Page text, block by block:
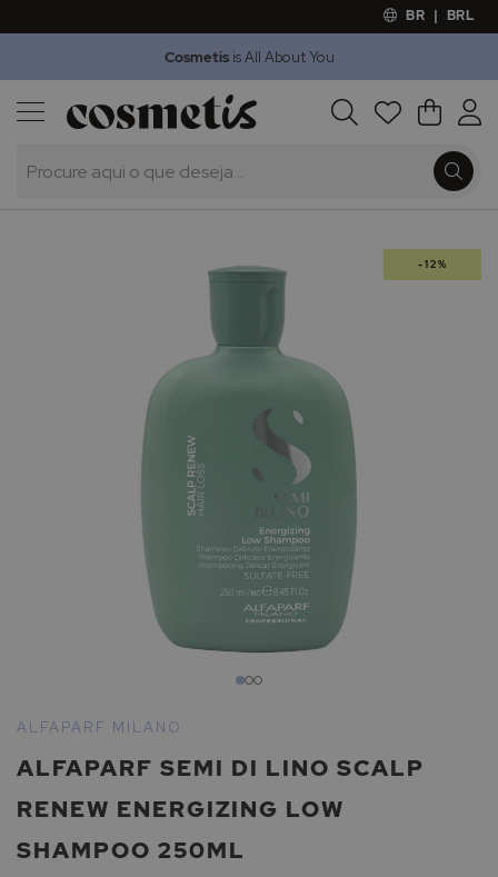
BR | BRL
Cosmetisis All About You
Procura O Meu
Outlet
para
início
Galeria
de
imagens
-12%
ALFAPARF SEMI DI LINO SCALP
RENEW ENERGIZING LOW
SHAMPOO 250ML
ALFAPARF MILANO